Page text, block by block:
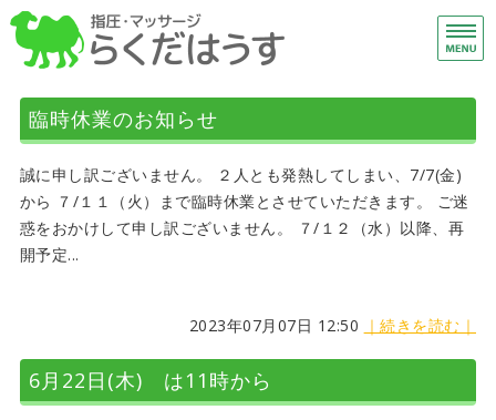
下
ホーム
はじめての方へ
アクセス
臨時休業のお知らせ
誠に申し訳ございません。 ２人とも発熱してしまい、7/7(金)
から ７/１１（火）まで臨時休業とさせていただきます。 ご迷
惑をおかけして申し訳ございません。 ７/１２（水）以降、再
開予定...
2023年07月07日 12:50 ｜続きを読む｜
6月22日(木) は11時から